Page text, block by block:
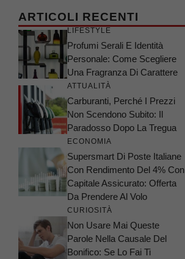
ARTICOLI RECENTI
LIFESTYLE
Profumi Serali E Identità
Personale: Come Scegliere
Una Fragranza Di Carattere
ATTUALITÀ
Carburanti, Perché I Prezzi
Non Scendono Subito: Il
Paradosso Dopo La Tregua
ECONOMIA
Supersmart Di Poste Italiane
Con Rendimento Del 4% Con
Capitale Assicurato: Offerta
Da Prendere Al Volo
CURIOSITÀ
Non Usare Mai Queste
Parole Nella Causale Del
Bonifico: Se Lo Fai Ti